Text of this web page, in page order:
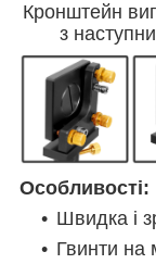
Кронштейн
з
Особливості:
Швидка і
Гвинти на